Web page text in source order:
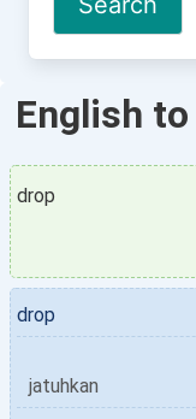
English
drop
drop
jatuhkan